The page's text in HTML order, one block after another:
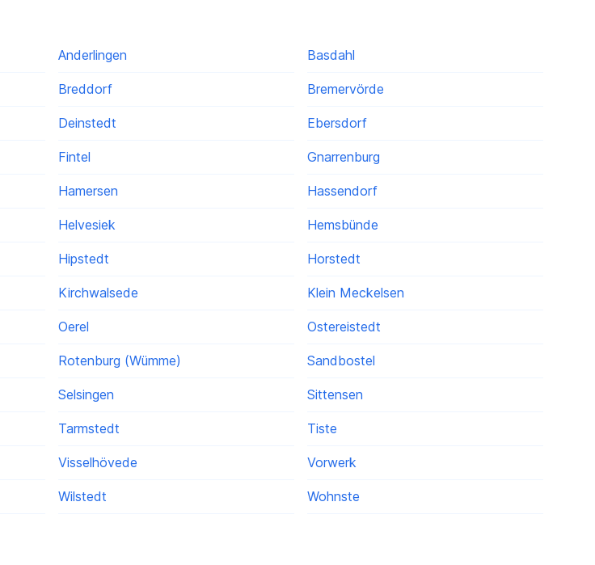
Anderlingen Basdahl
Breddorf Bremervörde
Deinstedt Ebersdorf
Fintel Gnarrenburg
Hamersen Hassendorf
Helvesiek Hemsbünde
Hipstedt Horstedt
Kirchwalsede Klein Meckelsen
Oerel Ostereistedt
Rotenburg (Wümme) Sandbostel
Selsingen Sittensen
Tarmstedt Tiste
Visselhövede Vorwerk
Wilstedt Wohnste